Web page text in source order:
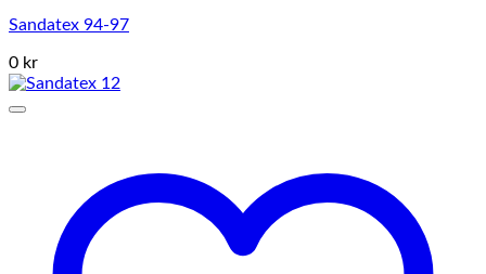
Sandatex 94-97
0 kr